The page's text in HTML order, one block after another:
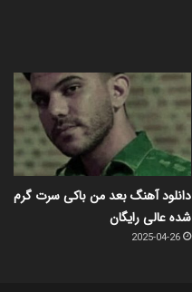
دانلود آهنگ بعد من باکی سرت گرم
شده عالی رایگان
2025-04-26